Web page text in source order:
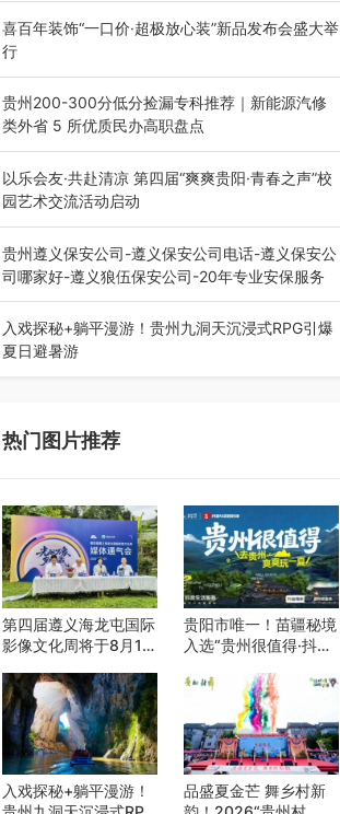
导，贵阳市退役军人事务局联合贵州广电…
喜百年装饰“一口价·超极放心装”新品发布会盛大举
行
2026年7月31日，喜百年装饰“一口价·超极放心
装”新品发布会在贵阳隆重举行。…
贵州200-300分低分捡漏专科推荐｜新能源汽修
类外省 5 所优质民办高职盘点
在贵州省高考志愿填报体系中，200至300分数段
考生可选择的省内工科、新能源汽车…
以乐会友·共赴清凉 第四届“爽爽贵阳·青春之声”校
园艺术交流活动启动
七月的贵阳，清风送爽，第四届“爽爽贵阳·青春之
声”校园管弦乐（合唱）艺术交流活动…
贵州遵义保安公司-遵义保安公司电话-遵义保安公
司哪家好-遵义狼伍保安公司-20年专业安保服务
在遵义，不管是企业园区运营、小区物业管理、建
筑工地施工、商业商场经营，还是举办各…
入戏探秘+躺平漫游！贵州九洞天沉浸式RPG引爆
夏日避暑游
热门图片推荐
第四届遵义海龙屯国际
影像文化周将于8月15
贵阳市唯一！苗疆秘境
入选“贵州很值得·抖音
——来贵阳，必赴一场
秘境之约
入戏探秘+躺平漫游！
品盛夏金芒 舞乡村新